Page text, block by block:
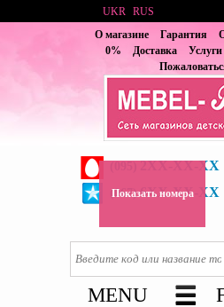
О магазине Гарантия
0%
Доставка Услуги
2XX-XX-XX
(067) 6XX-XX-XX
Показать номера
UKR RUS
MENU